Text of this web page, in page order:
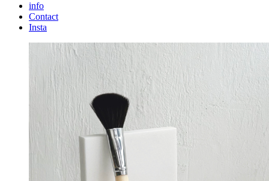
info
Contact
Insta